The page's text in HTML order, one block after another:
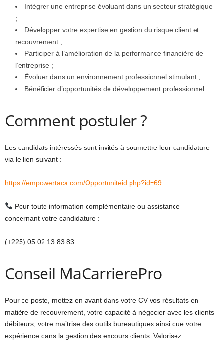
Intégrer une entreprise évoluant dans un secteur stratégique
;
Développer votre expertise en gestion du risque client et
recouvrement ;
Participer à l’amélioration de la performance financière de
l’entreprise ;
Évoluer dans un environnement professionnel stimulant ;
Bénéficier d’opportunités de développement professionnel.
Comment postuler ?
Les candidats intéressés sont invités à soumettre leur candidature
via le lien suivant :
https://empowertaca.com/Opportuniteid.php?id=69
Pour toute information complémentaire ou assistance
concernant votre candidature :
(+225) 05 02 13 83 83
Conseil MaCarrierePro
Pour ce poste, mettez en avant dans votre CV vos résultats en
matière de recouvrement, votre capacité à négocier avec les clients
débiteurs, votre maîtrise des outils bureautiques ainsi que votre
expérience dans la gestion des encours clients. Valorisez